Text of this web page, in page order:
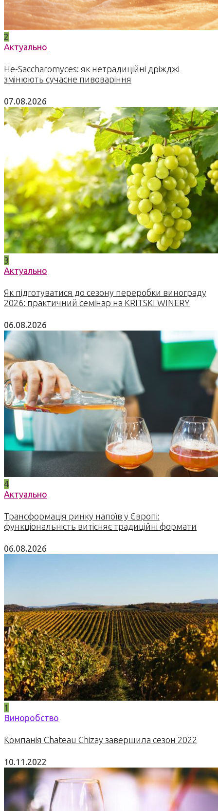
2
Актуально
Не-Saccharomyces: як нетрадиційні дріжджі
змінюють сучасне пивоваріння
07.08.2026
3
Актуально
Як підготуватися до сезону переробки винограду
2026: практичний семінар на KRITSKI WINERY
06.08.2026
4
Актуально
Трансформація ринку напоїв у Європі:
функціональність витісняє традиційні формати
06.08.2026
1
Виноробство
Компанія Chateau Chizay завершила сезон 2022
10.11.2022